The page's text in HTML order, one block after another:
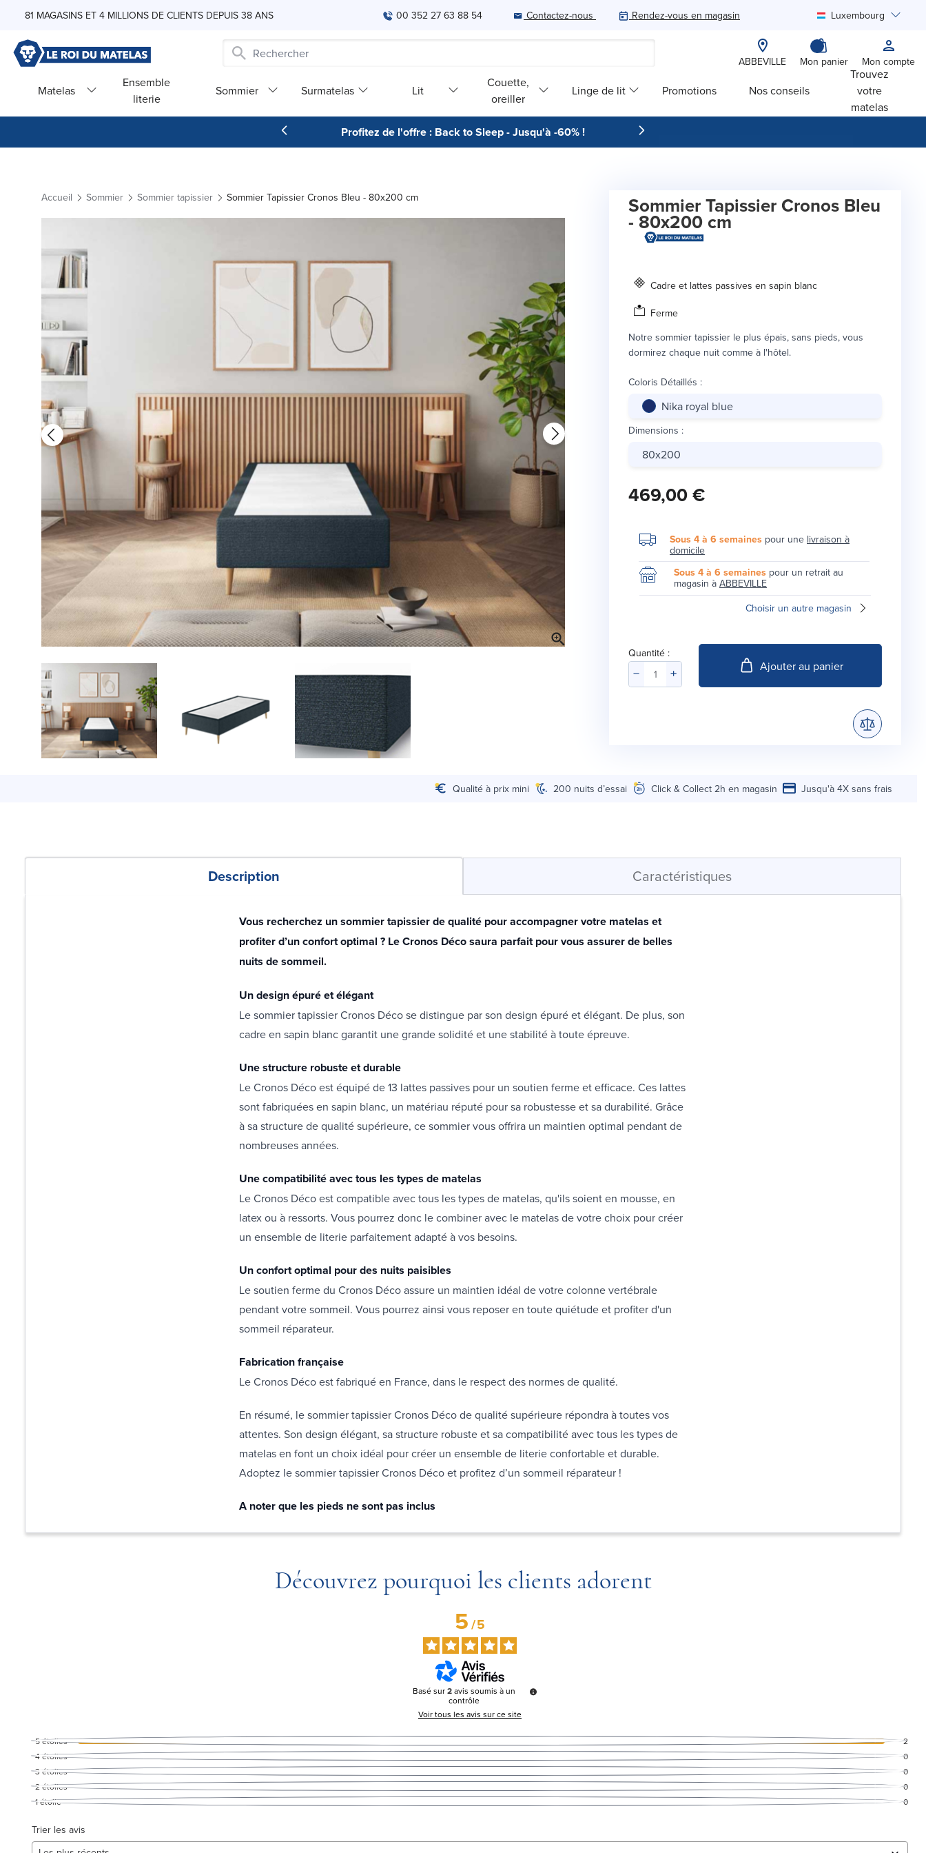
81 MAGASINS ET 4 MILLIONS DE CLIENTS DEPUIS 38 ANS 00 352 27 63 88 54 Contactez-nous Rendez-vous en magasin Luxembourg
ABBEVILLE Mon panier Mon compte
Matelas
Ensemble
literie
Sommier Surmatelas Lit
Couette,
oreiller
Linge de lit Promotions Nos conseils
Trouvez
votre
matelas
Profitez de l'offre : Back to Sleep - Jusqu'à -60% !
Accueil Sommier Sommier tapissier Sommier Tapissier Cronos Bleu - 80x200 cm Sommier Tapissier Cronos Bleu
- 80x200 cm
Cadre et lattes passives en sapin blanc
Ferme
Notre sommier tapissier le plus épais, sans pieds, vous
dormirez chaque nuit comme à l'hôtel.
Coloris Détaillés :
Nika royal blue
Dimensions :
80x200
469,00 €
Sous 4 à 6 semaines pour une livraison à
domicile
Sous 4 à 6 semaines pour un retrait au
magasin à ABBEVILLE
Choisir un autre magasin
Quantité :
Ajouter au panier
Qualité à prix mini 200 nuits d’essai Click & Collect 2h en magasin Jusqu'à 4X sans frais
Description Caractéristiques
Vous recherchez un sommier tapissier de qualité pour accompagner votre matelas et
profiter d’un confort optimal ? Le Cronos Déco saura parfait pour vous assurer de belles
nuits de sommeil.
Un design épuré et élégant
Le sommier tapissier Cronos Déco se distingue par son design épuré et élégant. De plus, son
cadre en sapin blanc garantit une grande solidité et une stabilité à toute épreuve.
Une structure robuste et durable
Le Cronos Déco est équipé de 13 lattes passives pour un soutien ferme et efficace. Ces lattes
sont fabriquées en sapin blanc, un matériau réputé pour sa robustesse et sa durabilité. Grâce
à sa structure de qualité supérieure, ce sommier vous offrira un maintien optimal pendant de
nombreuses années.
Une compatibilité avec tous les types de matelas
Le Cronos Déco est compatible avec tous les types de matelas, qu'ils soient en mousse, en
latex ou à ressorts. Vous pourrez donc le combiner avec le matelas de votre choix pour créer
un ensemble de literie parfaitement adapté à vos besoins.
Un confort optimal pour des nuits paisibles
Le soutien ferme du Cronos Déco assure un maintien idéal de votre colonne vertébrale
pendant votre sommeil. Vous pourrez ainsi vous reposer en toute quiétude et profiter d'un
sommeil réparateur.
Fabrication française
Le Cronos Déco est fabriqué en France, dans le respect des normes de qualité.
En résumé, le sommier tapissier Cronos Déco de qualité supérieure répondra à toutes vos
attentes. Son design élégant, sa structure robuste et sa compatibilité avec tous les types de
matelas en font un choix idéal pour créer un ensemble de literie confortable et durable.
Adoptez le sommier tapissier Cronos Déco et profitez d’un sommeil réparateur !
A noter que les pieds ne sont pas inclus
Découvrez pourquoi les clients adorent
5/5
Basé sur2 avis soumis à un
contrôle
Voir tous les avis sur ce site
5étoiles
2
4étoiles
0
3 étoiles
0
2étoiles
0
1étoile 0
Trier les avis